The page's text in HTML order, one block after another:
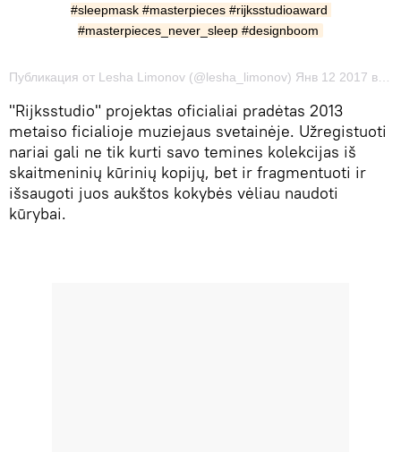
#sleepmask #masterpieces #rijksstudioaward
#masterpieces_never_sleep #designboom
"Rijksstudio" projektas oficialiai pradėtas 2013
metaiso ficialioje muziejaus svetainėje. Užregistuoti
nariai gali ne tik kurti savo temines kolekcijas iš
skaitmeninių kūrinių kopijų, bet ir fragmentuoti ir
išsaugoti juos aukštos kokybės vėliau naudoti
kūrybai.